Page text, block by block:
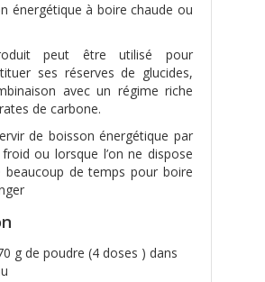
énergétique à boire chaude ou
peut être utilisé pour
ses réserves de glucides,
avec un régime riche
de carbone.
de boisson énergétique par
ou lorsque l’on ne dispose
beaucoup de temps pour boire
g de poudre (4 doses ) dans